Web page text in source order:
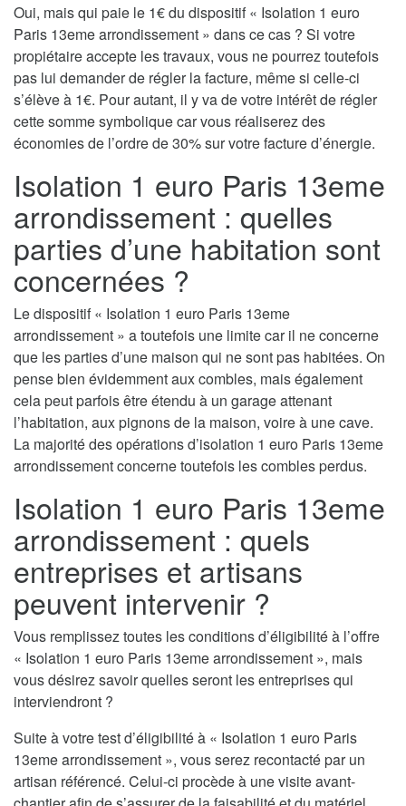
Oui, mais qui paie le 1€ du dispositif « Isolation 1 euro
Paris 13eme arrondissement » dans ce cas ? Si votre
propiétaire accepte les travaux, vous ne pourrez toutefois
pas lui demander de régler la facture, même si celle-ci
s’élève à 1€. Pour autant, il y va de votre intérêt de régler
cette somme symbolique car vous réaliserez des
économies de l’ordre de 30% sur votre facture d’énergie.
Isolation 1 euro Paris 13eme
arrondissement : quelles
parties d’une habitation sont
concernées ?
Le dispositif « Isolation 1 euro Paris 13eme
arrondissement » a toutefois une limite car il ne concerne
que les parties d’une maison qui ne sont pas habitées. On
pense bien évidemment aux combles, mais également
cela peut parfois être étendu à un garage attenant
l’habitation, aux pignons de la maison, voire à une cave.
La majorité des opérations d’isolation 1 euro Paris 13eme
arrondissement concerne toutefois les combles perdus.
Isolation 1 euro Paris 13eme
arrondissement : quels
entreprises et artisans
peuvent intervenir ?
Vous remplissez toutes les conditions d’éligibilité à l’offre
« Isolation 1 euro Paris 13eme arrondissement », mais
vous désirez savoir quelles seront les entreprises qui
interviendront ?
Suite à votre test d’éligibilité à « Isolation 1 euro Paris
13eme arrondissement », vous serez recontacté par un
artisan référencé. Celui-ci procède à une visite avant-